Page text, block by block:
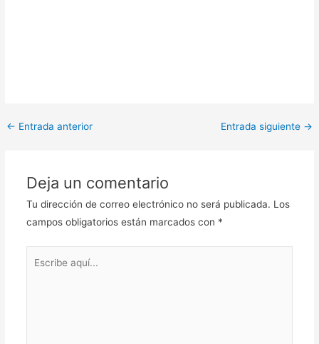
← Entrada anterior Entrada siguiente →
Deja un comentario
Tu dirección de correo electrónico no será publicada. Los
campos obligatorios están marcados con *